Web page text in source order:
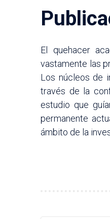
El quehacer
vastamente las
Los núcleos de
través de la
estudio que
permanente
ámbito de la